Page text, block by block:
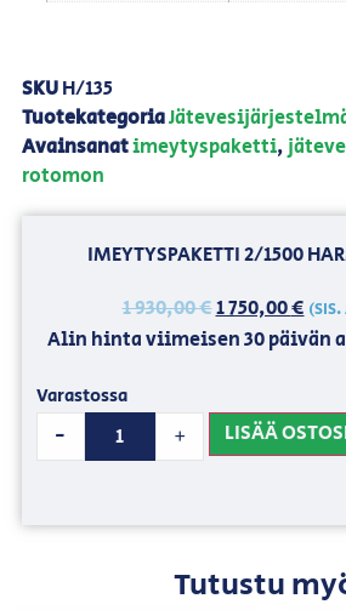
SKUH/135
Tuotekategoria
Avainsanatimeytyspaketti,
rotomon
IMEYTYSPAKETTI 2/1500
1 930,00€1 750,00€ (SIS.
Alin hinta viimeisen 30 päivän
Varastossa
- + LISÄÄ
Tutustu